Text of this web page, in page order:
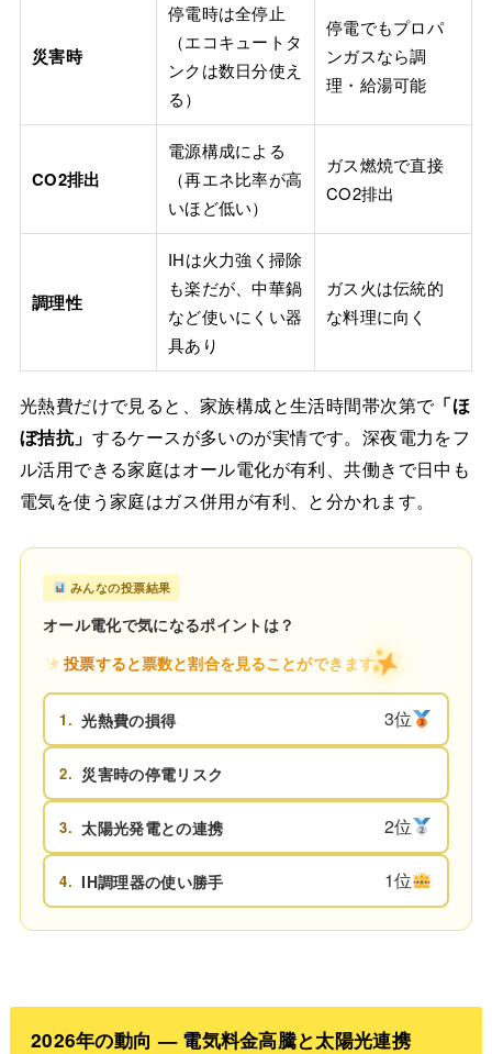
災害時
停電時は全停止
（エコキュートタ
ンクは数日分使え
る）
停電でもプロパ
ンガスなら調
理・給湯可能
CO2排出
電源構成による
（再エネ比率が高
いほど低い）
ガス燃焼で直接
CO2排出
調理性
IHは火力強く掃除
も楽だが、中華鍋
など使いにくい器
具あり
ガス火は伝統的
な料理に向く
光熱費だけで見ると、家族構成と生活時間帯次第で「ほ
ぼ拮抗」 するケースが多いのが実情です。深夜電力をフ
ル活用できる家庭はオール電化が有利、共働きで日中も
電気を使う家庭はガス併用が有利、と分かれます。
みんなの投票結果
オール電化で気になるポイントは？
投票すると票数と割合を見ることができます
1. 光熱費の損得 3位
2. 災害時の停電リスク
3. 太陽光発電との連携 2位
4. IH調理器の使い勝手 1位
2026年の動向 — 電気料金高騰と太陽光連携